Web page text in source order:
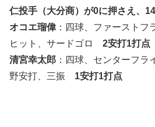
仁投手（大分商）が0に押さえ、
オコエ瑠偉：四球、ファーストフ
ヒット
、サードゴロ 2安打1打点
清宮幸太郎 ：四球、センターフラ
野安打 、三振 1安打1打点